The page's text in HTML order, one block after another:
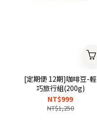
[定期便 12期]咖啡豆-輕
巧旅行組(200g)
NT$999
NT$1,250